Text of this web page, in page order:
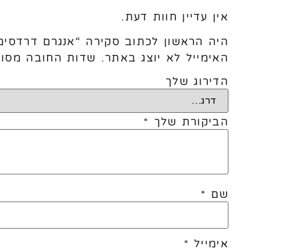
אין עדיין חוות דעת.
היה הראשון לכתוב סקירה “אנגרם דרדסים
האימייל לא יוצג באתר. שדות החובה
הדירוג שלך
הביקורת שלך *
שם *
אימייל *